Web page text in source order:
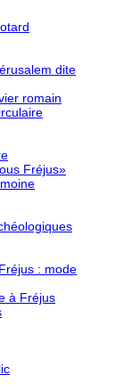
dite
romain
Fréjus»
: mode
à Fréjus